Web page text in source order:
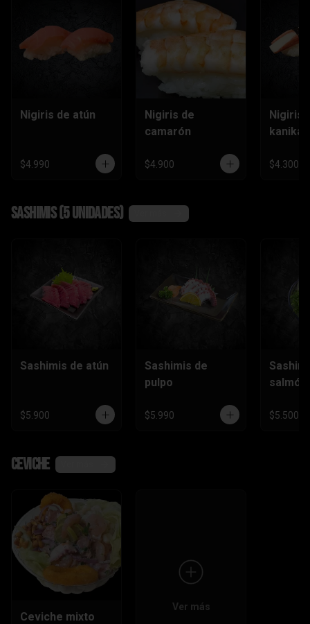
Nigiris de atún
$4.990
Nigiris de
camarón
$4.900
Nigiris
$4.300
Sashimis (5 unidades)
Sashimis de atún
$5.900
Sashimis de
pulpo
$5.990
salmón
$5.500
Ceviche
Ceviche mixto
Ver más